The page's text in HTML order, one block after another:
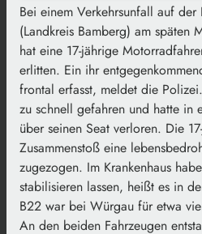
Bei einem Verkehrsunfall auf
(Landkreis Bamberg) am späten
hat eine 17-jährige
erlitten. Ein ihr
frontal erfasst, meldet die
zu schnell gefahren und hatte in
über seinen Seat verloren. Die
Zusammenstoß eine
zugezogen. Im Krankenhaus
stabilisieren lassen, heißt es in
B22 war bei Würgau für etwa
An den beiden Fahrzeugen